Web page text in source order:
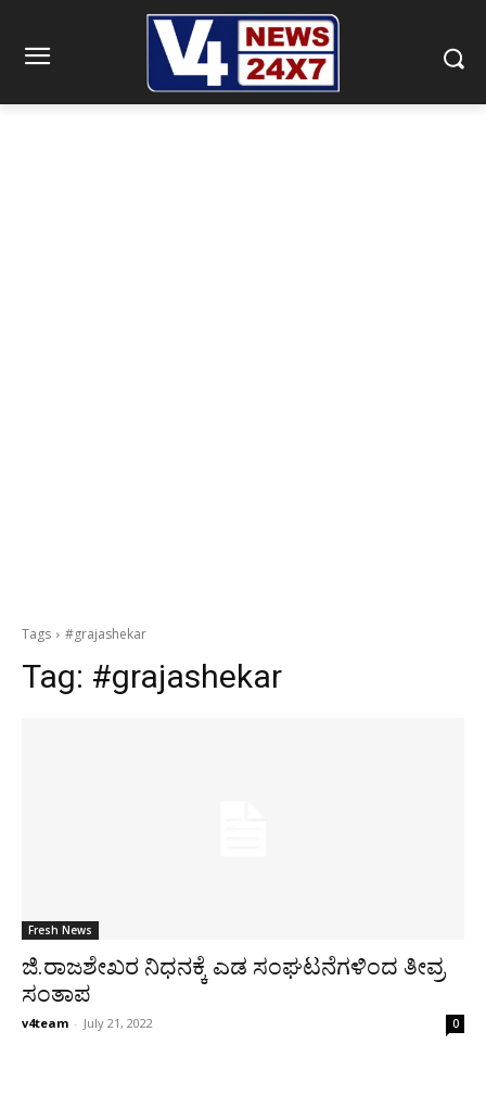
Tags #grajashekar
Tag: #grajashekar
Fresh News
ಜಿ.ರಾಜಶೇಖರ ನಿಧನಕ್ಕೆ ಎಡ ಸಂಘಟನೆಗಳಿಂದ ತೀವ್ರ
ಸಂತಾಪ
v4team - July 21, 2022 0